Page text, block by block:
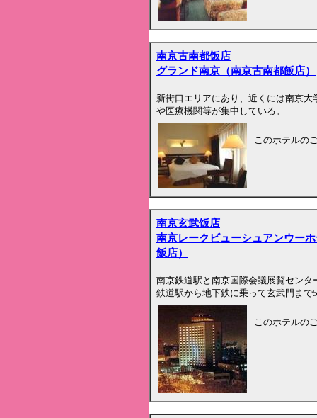
南京古南都饭店
グランド南京（南京古南都飯店）
新街口エリアにあり、近くには南京
や医療機関等が集中している。
このホテルの
南京玄武饭店
南京レークビューシュアンウー
飯店）
南京鉄道駅と南京国際会議展覧セン
鉄道駅から地下鉄に乗って玄武門まで
このホテルの